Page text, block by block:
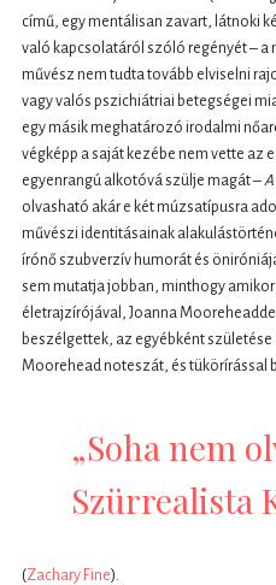
című, egy mentálisan zavart, látnoki
való kapcsolatáról szóló regényét – a
művész nem tudta tovább elviselni
vagy valós pszichiátriai betegségei
egy másik meghatározó irodalmi
végképp a saját kezébe nem vette az
egyenrangú alkotóvá szülje magát –
olvasható akár e két múzsatípusra
művészi identitásainak
írónő szubverzív humorát és
sem mutatja jobban, minthogy
életrajzírójával, Joanna
beszélgettek, az egyébként
Moorehead noteszát, és tükörírással
„Soha nem
Szürrealista
(Zachary Fine).